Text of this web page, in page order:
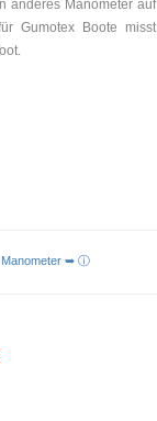
anderes Manometer auf
Gumotex Boote misst
Manometer ➥ ⓘ